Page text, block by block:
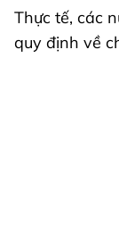
Thực tế, các
quy định về